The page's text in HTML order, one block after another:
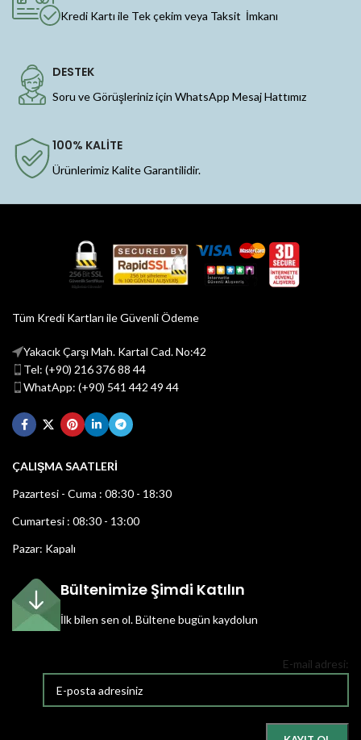
Kredi Kartı ile Tek çekim veya Taksit İmkanı
DESTEK
Soru ve Görüşleriniz için WhatsApp Mesaj Hattımız
100% KALİTE
Ürünlerimiz Kalite Garantilidir.
Tüm Kredi Kartları ile Güvenli Ödeme
Yakacık Çarşı Mah. Kartal Cad. No:42
Tel: (+90) 216 376 88 44
WhatApp: (+90) 541 442 49 44
ÇALIŞMA SAATLERİ
Pazartesi - Cuma : 08:30 - 18:30
Cumartesi : 08:30 - 13:00
Pazar: Kapalı
Bültenimize Şimdi Katılın
İlk bilen sen ol.Bültene bugün kaydolun
E-mail adresi: